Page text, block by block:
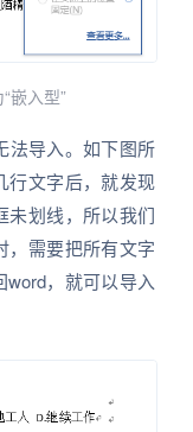
嵌入型”
法导入。如下图所
行文字后，就发现
未划线，所以我们
，需要把所有文字
，就可以导入